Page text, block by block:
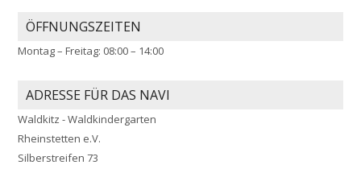
ÖFFNUNGSZEITEN
Montag – Freitag: 08:00 – 14:00
ADRESSE FÜR DAS NAVI
Waldkitz - Waldkindergarten
Rheinstetten e.V.
Silberstreifen 73